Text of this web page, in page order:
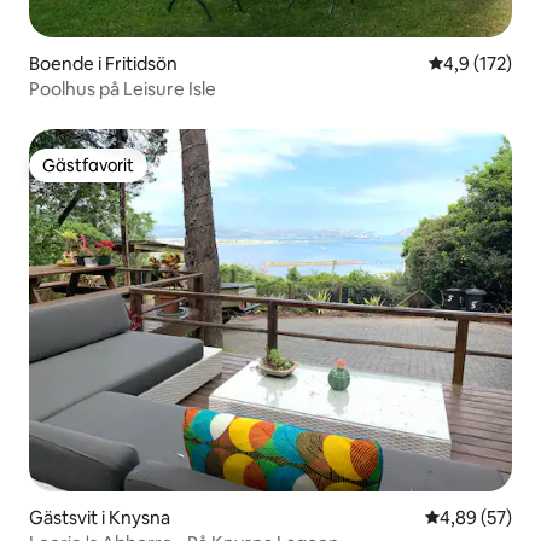
Boende i Fritidsön 4,9 av 5 i
4,9 (172)
Poolhus på Leisure Isle
Gästfavorit
Gästfavorit
Gästsvit i Knysna 4,89 av 5 i
4,89 (57)